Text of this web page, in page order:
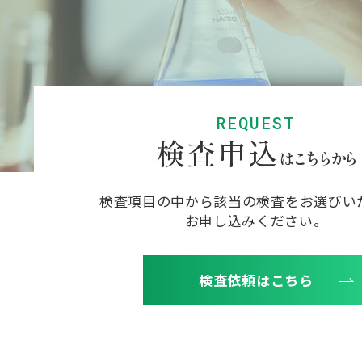
REQUEST
検査申込 はこちらから
検査項目の中から該当の検査をお選びい
お申し込みください。
検査依頼はこちら